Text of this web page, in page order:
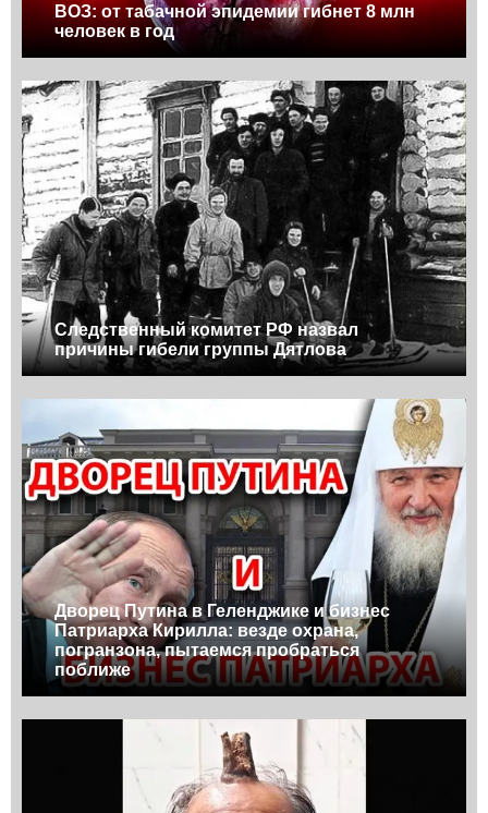
ВОЗ: от табачной эпидемии гибнет 8 млн
человек в год
Следственный комитет РФ назвал
причины гибели группы Дятлова
Дворец Путина в Геленджике и бизнес
Патриарха Кирилла: везде охрана,
погранзона, пытаемся пробраться
поближе